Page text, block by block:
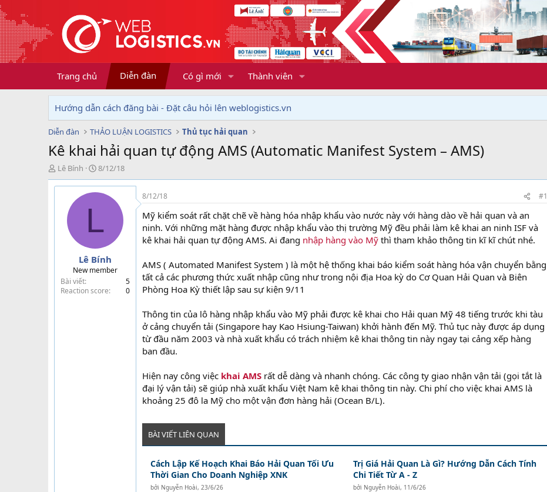
Trang chủ Diễn đàn Có gì mới Thành viên
Hướng dẫn cách đăng bài - Đặt câu hỏi lên weblogistics.vn
Diễn đàn THẢO LUẬN LOGISTICS Thủ tục hải quan
Kê khai hải quan tự động AMS (Automatic Manifest System – AMS)
T
h
r
Lê Bính
N
g
à
i
8/12/18
L
Lê Bính
New member
Bài viết
5
Reaction score
0
8/12/18 #1
Mỹ kiểm soát rất chặt chẽ về hàng hóa nhập khẩu vào nước này với hàng dào về hải quan và an
ninh. Với những mặt hàng được nhập khẩu vào thị trường Mỹ đều phải làm kê khai an ninh ISF và
kê khai hải quan tự động AMS. Ai đang nhập hàng vào Mỹ thì tham khảo thông tin kĩ kĩ chút nhé.
AMS ( Automated Manifest System ) là một hệ thống khai báo kiểm soát hàng hóa vận chuyển bằng
tất cả các phương thức xuất nhập cũng như trong nội địa Hoa kỳ do Cơ Quan Hải Quan và Biên
Phòng Hoa Kỳ thiết lập sau sự kiện 9/11
Thông tin của lô hàng nhập khẩu vào Mỹ phải được kê khai cho Hải quan Mỹ 48 tiếng trước khi tàu
ở cảng chuyển tải (Singapore hay Kao Hsiung-Taiwan) khởi hành đến Mỹ. Thủ tục này được áp dụng
từ đầu năm 2003 và nhà xuất khẩu có trách nhiệm kê khai thông tin này ngay tại cảng xếp hàng
ban đầu.
Hiện nay công việc khai AMS rất dễ dàng và nhanh chóng. Các công ty giao nhận vận tải (gọi tắt là
đại lý vận tải) sẽ giúp nhà xuất khẩu Việt Nam kê khai thông tin này. Chi phí cho việc khai AMS là
khoảng 25 đô la Mỹ cho một vận đơn hàng hải (Ocean B/L).
BÀI VIẾT LIÊN QUAN
Cách Lập Kế Hoạch Khai Báo Hải Quan Tối Ưu
Thời Gian Cho Doanh Nghiệp XNK
bởi Nguyễn Hoài, 23/6/26
Trị Giá Hải Quan Là Gì? Hướng Dẫn Cách Tính
Chi Tiết Từ A - Z
bởi Nguyễn Hoài, 11/6/26